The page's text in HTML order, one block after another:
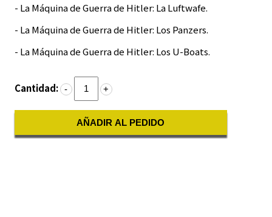
- La Máquina de Guerra de Hitler: La Luftwafe.
- La Máquina de Guerra de Hitler: Los Panzers.
- La Máquina de Guerra de Hitler: Los U-Boats.
Cantidad: - +
AÑADIR AL PEDIDO